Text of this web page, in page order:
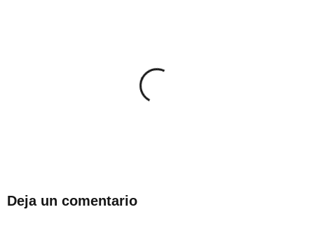
Deja un comentario